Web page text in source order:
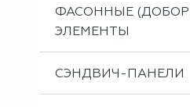
ФАСОННЫЕ
ЭЛЕМЕНТЫ
СЭНДВИЧ-ПАНЕЛИ